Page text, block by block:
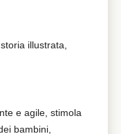
illustrata,
e agile, stimola
bambini,